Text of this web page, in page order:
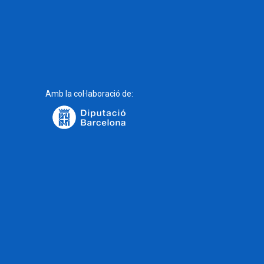
Amb la col·laboració de: